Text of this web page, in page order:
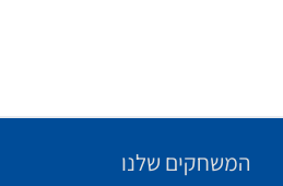
המשחקים שלנו